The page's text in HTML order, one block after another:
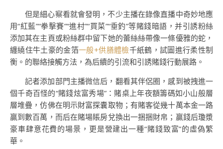
但是細心察看就會發明，不少主播在錄像直播中奇妙地應
用“紅藍”“拳擊賽”“進村”“買菜”“垂釣”等賭錢暗語，并引誘粉絲
添加其在主頁或粉絲群中留下她的蕾絲絲帶像一條優雅的蛇，
纏繞住牛土豪的金箔一般+供膳體檢千紙鶴，試圖進行柔性制
衡。的聯絡接觸方法，為后續的引流和引誘賭錢行動展路。
記者添加部門主播微信后，翻看其伴侶圈，感到被拽進一
個千奇百怪的“賭錢炫富秀場”：賭桌上年夜額籌碼如小山般層
層堆疊，仿佛在明示財富探囊取物；有賭客從幾十萬本金一路
贏到數百萬，而后在賭場賬房兌換出一捆捆財帛；贏錢后瓊漿
豪車肆意花費的場景，更是營建出一種“賭錢致富”的虛偽繁
華。